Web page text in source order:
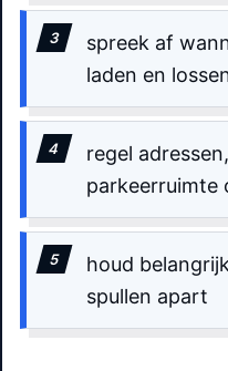
spreek af
laden en
regel
parkeerruimte
houd
spullen apart